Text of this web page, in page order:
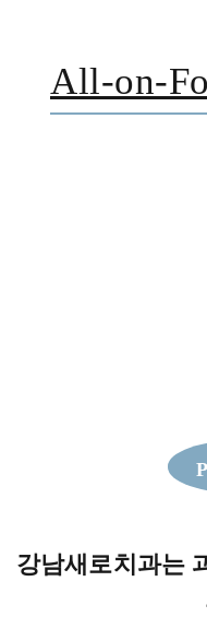
All-on-
강남새로치과는